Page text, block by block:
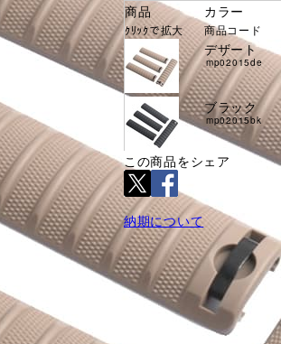
商品
ｸﾘｯｸで拡大
カラー
商品コード
デザート
mp02015de
ブラック
mp02015bk
この商品をシェア
納期について